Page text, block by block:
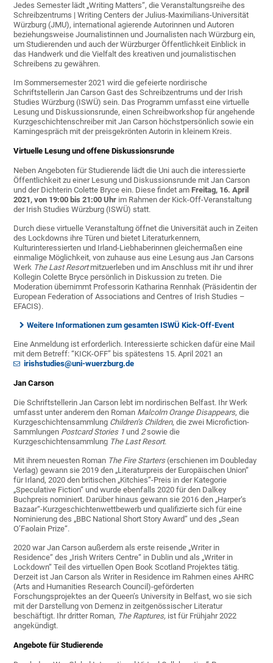
Jedes Semester lädt „Writing Matters“, die Veranstaltungsreihe des
Schreibzentrums | Writing Centers der Julius-Maximilians-Universität
Würzburg (JMU), international agierende Autorinnen und Autoren
beziehungsweise Journalistinnen und Journalisten nach Würzburg ein,
um Studierenden und auch der Würzburger Öffentlichkeit Einblick in
das Handwerk und die Vielfalt des kreativen und journalistischen
Schreibens zu gewähren.
Im Sommersemester 2021 wird die gefeierte nordirische
Schriftstellerin Jan Carson Gast des Schreibzentrums und der Irish
Studies Würzburg (ISWÜ) sein. Das Programm umfasst eine virtuelle
Lesung und Diskussionsrunde, einen Schreibworkshop für angehende
Kurzgeschichtenschreiber mit Jan Carson höchstpersönlich sowie ein
Kamingespräch mit der preisgekrönten Autorin in kleinem Kreis.
Virtuelle Lesung und offene Diskussionsrunde
Neben Angeboten für Studierende lädt die Uni auch die interessierte
Öffentlichkeit zu einer Lesung und Diskussionsrunde mit Jan Carson
und der Dichterin Colette Bryce ein. Diese findet amFreitag, 16. April
2021, von 19:00 bis 21:00 Uhr im Rahmen der Kick-Off-Veranstaltung
der Irish Studies Würzburg (ISWÜ) statt.
Durch diese virtuelle Veranstaltung öffnet die Universität auch in Zeiten
des Lockdowns ihre Türen und bietet Literaturkennern,
Kulturinteressierten und Irland-Liebhaberinnen gleichermaßen eine
einmalige Möglichkeit, von zuhause aus eine Lesung aus Jan Carsons
Werk The Last Resortmitzuerleben und im Anschluss mit ihr und ihrer
Kollegin Colette Bryce persönlich in Diskussion zu treten. Die
Moderation übernimmt Professorin Katharina Rennhak (Präsidentin der
European Federation of Associations and Centres of Irish Studies –
EFACIS).
Weitere Informationen zum gesamten ISWÜ Kick-Off-Event
Eine Anmeldung ist erforderlich. Interessierte schicken dafür eine Mail
mit dem Betreff: “KICK-OFF” bis spätestens 15. April 2021 an
irishstudies@uni-wuerzburg.de
Jan Carson
Die Schriftstellerin Jan Carson lebt im nordirischen Belfast. Ihr Werk
umfasst unter anderem den Roman Malcolm Orange Disappears, die
Kurzgeschichtensammlung Children’s Children, die zwei Microfiction-
Sammlungen Postcard Stories 1und 2sowie die
Kurzgeschichtensammlung The Last Resort.
Mit ihrem neuesten Roman The Fire Starters (erschienen im Doubleday
Verlag) gewann sie 2019 den „Literaturpreis der Europäischen Union“
für Irland, 2020 den britischen „Kitchies“-Preis in der Kategorie
„Speculative Fiction“ und wurde ebenfalls 2020 für den Dalkey
Buchpreis nominiert. Darüber hinaus gewann sie 2016 den „Harper‘s
Bazaar“-Kurzgeschichtenwettbewerb und qualifizierte sich für eine
Nominierung des „BBC National Short Story Award“ und des „Sean
O’Faolain Prize“.
2020 war Jan Carson außerdem als erste reisende „Writer in
Residence“ des „Irish Writers Centre“ in Dublin und als „Writer in
Lockdown“ Teil des virtuellen Open Book Scotland Projektes tätig.
Derzeit ist Jan Carson als Writer in Residence im Rahmen eines AHRC
(Arts and Humanities Research Council)-geförderten
Forschungsprojektes an der Queen’s University in Belfast, wo sie sich
mit der Darstellung von Demenz in zeitgenössischer Literatur
beschäftigt. Ihr dritter Roman, The Raptures, ist für Frühjahr 2022
angekündigt.
Angebote für Studierende